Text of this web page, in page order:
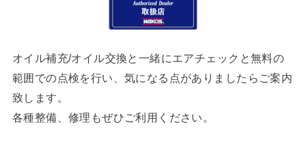
オイル補充/オイル交換と一緒にエアチェックと無料の
範囲での点検を行い、気になる点がありましたらご案内
致します。
各種整備、修理もぜひご利用ください。